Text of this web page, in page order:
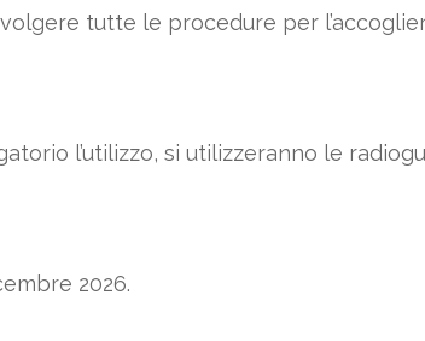
tutte le procedure per
l’utilizzo, si utilizzeranno le
2026.